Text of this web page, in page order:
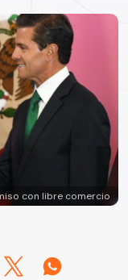
con libre comercio